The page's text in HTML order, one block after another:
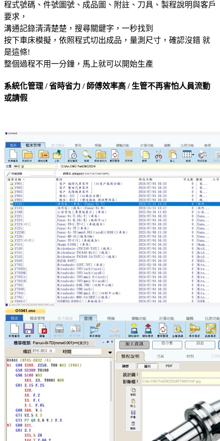
程式號碼、件號圖號、成品圖、附註、刀具、製程說明與客戶
要求，
溝通記錄清清楚楚，搜尋關鍵字，一秒找到
按下車床模擬，依照程式切出成品，量測尺寸，確認沒錯 就
是這條!
整個過程不用一分鐘，馬上就可以開始生產
系統化管理 / 省時省力 / 師傅效率高 / 生管不再害怕人員流動
或請假